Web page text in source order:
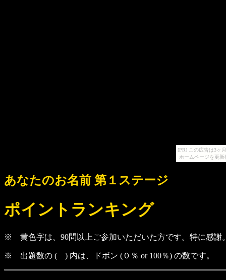
[PR] この広告は3ヶ
ホームページを更
あなたのお名前 第１ステージ
ポイントランキング
※ 黄色字は、90問以上ご参加いただいた方です。特に感謝
※ 出題数の ( ) 内は、ドボン (０％ or 100％) の数です。